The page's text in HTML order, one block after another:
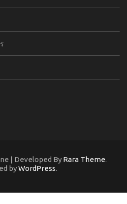
| Developed By Rara Theme.
byWordPress.